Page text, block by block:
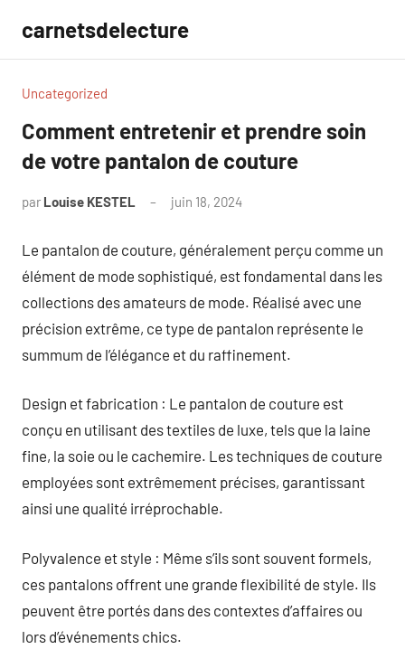
contenu
carnetsdelecture
Uncategorized
Comment entretenir et prendre soin
de votre pantalon de couture
par Louise KESTEL juin 18, 2024
Le pantalon de couture, généralement perçu comme un
élément de mode sophistiqué, est fondamental dans les
collections des amateurs de mode. Réalisé avec une
précision extrême, ce type de pantalon représente le
summum de l’élégance et du raffinement.
Design et fabrication : Le pantalon de couture est
conçu en utilisant des textiles de luxe, tels que la laine
fine, la soie ou le cachemire. Les techniques de couture
employées sont extrêmement précises, garantissant
ainsi une qualité irréprochable.
Polyvalence et style : Même s’ils sont souvent formels,
ces pantalons offrent une grande flexibilité de style. Ils
peuvent être portés dans des contextes d’affaires ou
lors d’événements chics.